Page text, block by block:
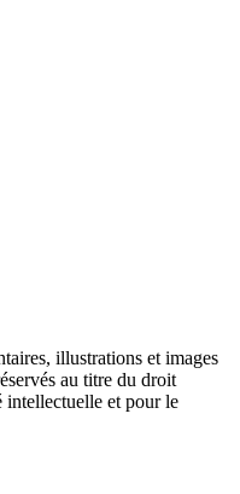
illustrations et images
au titre du droit
intellectuelle et pour le